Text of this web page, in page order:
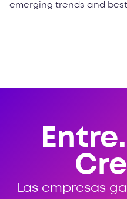
emerging trends and
Las empresas